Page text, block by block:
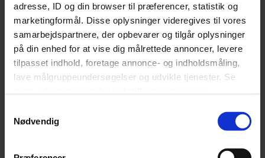
adresse, ID og din browser til præferencer, statistik og
marketingformål. Disse oplysninger videregives til vores
samarbejdspartnere, der opbevarer og tilgår oplysninger
på din enhed for at vise dig målrettede annoncer, levere
tilpasset indhold, foretage annonce- og indholdsmåling,
lave målgruppeundersøgelser og udvikle tjenester. Se
tilbage eller ændre indstillinger fra vores
"Cookiedeklaration", eller ved at trykke på "Privacy
Nødvendig
LIVSSTIL
Dua Lipa har
opdatereret sin guide til
København. Og den er –
NYHEDSBREV
Skriv dig op til
Euromans nyhedsbrev
her